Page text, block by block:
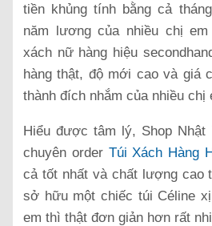
tiền khủng tính bằng cả
năm lương của nhiều chị
xách nữ hàng hiệu
hàng thật, độ mới cao và giá
thành đích nhắm của nhiều chị
Hiểu được tâm lý, Shop
chuyên order Túi Xách Hàng
cả tốt nhất và chất lượng cao
sở hữu một chiếc túi Céline
em thì thật đơn giản hơn rất